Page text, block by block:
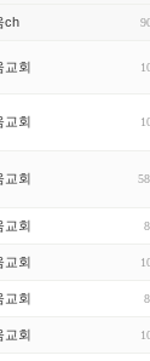
ch
교회
교회
교회
교회
교회
교회
교회